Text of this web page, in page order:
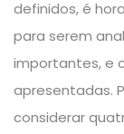
definidos, é
para serem
importantes, e
apresentadas.
considerar